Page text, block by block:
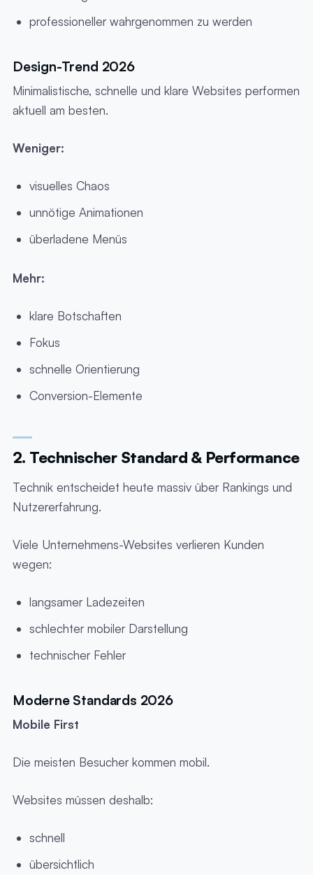
professioneller wahrgenommen zu werden
Design-Trend 2026
Minimalistische, schnelle und klare Websites performen
aktuell am besten.
Weniger:
visuelles Chaos
unnötige Animationen
überladene Menüs
Mehr:
klare Botschaften
Fokus
schnelle Orientierung
Conversion-Elemente
2. Technischer Standard & Performance
Technik entscheidet heute massiv über Rankings und
Nutzererfahrung.
Viele Unternehmens-Websites verlieren Kunden
wegen:
langsamer Ladezeiten
schlechter mobiler Darstellung
technischer Fehler
Moderne Standards 2026
Mobile First
Die meisten Besucher kommen mobil.
Websites müssen deshalb:
schnell
übersichtlich